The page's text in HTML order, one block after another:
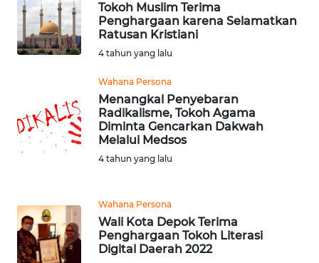
Tokoh Muslim Terima
Penghargaan karena Selamatkan
Ratusan Kristiani
4 tahun yang lalu
Wahana Persona
Menangkal Penyebaran
Radikalisme, Tokoh Agama
Diminta Gencarkan Dakwah
Melalui Medsos
4 tahun yang lalu
Wahana Persona
Wali Kota Depok Terima
Penghargaan Tokoh Literasi
Digital Daerah 2022
DANAU
TOBA
WN
LANGKAT
WN
TANJUNG